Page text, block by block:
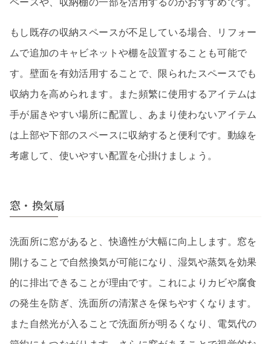
ペースや、収納棚の一部を活用するのがおすすめです。
もし既存の収納スペースが不足している場合、リフォー
ムで追加のキャビネットや棚を設置することも可能で
す。壁面を有効活用することで、限られたスペースでも
収納力を高められます。また頻繁に使用するアイテムは
手が届きやすい場所に配置し、あまり使わないアイテム
は上部や下部のスペースに収納すると便利です。動線を
考慮して、使いやすい配置を心掛けましょう。
窓・換気扇
洗面所に窓があると、快適性が大幅に向上します。窓を
開けることで自然換気が可能になり、湿気や蒸気を効果
的に排出できることが理由です。これによりカビや腐食
の発生を防ぎ、洗面所の清潔さを保ちやすくなります。
また自然光が入ることで洗面所が明るくなり、電気代の